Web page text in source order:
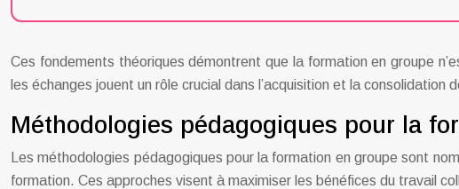
Ces fondements théoriques démontrent que la formation en groupe
les échanges jouent un rôle crucial dans l’acquisition et la consolidation
Méthodologies pédagogiques pour la
Les méthodologies pédagogiques pour la formation en groupe sont
formation. Ces approches visent à maximiser les bénéfices du travail